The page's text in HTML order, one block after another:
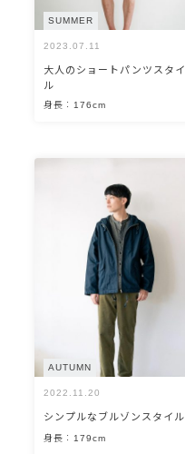
SUMMER
2023.07.11
大人のショートパンツスタイ
ル
身長：176cm
AUTUMN
2022.11.20
シンプルなブルゾンスタイル
身長：179cm